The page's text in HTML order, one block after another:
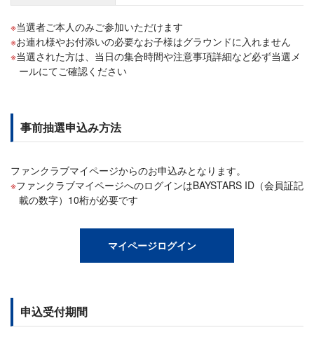
当選者ご本人のみご参加いただけます
お連れ様やお付添いの必要なお子様はグラウンドに入れません
当選された方は、当日の集合時間や注意事項詳細など必ず当選メ
ールにてご確認ください
事前抽選申込み方法
ファンクラブマイページからのお申込みとなります。
ファンクラブマイページへのログインはBAYSTARS ID（会員証記
載の数字）10桁が必要です
マイページログイン
申込受付期間